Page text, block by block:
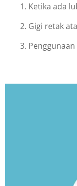
Ketika ada
Gigi retak